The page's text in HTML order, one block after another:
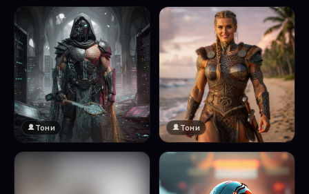
Тони Тони